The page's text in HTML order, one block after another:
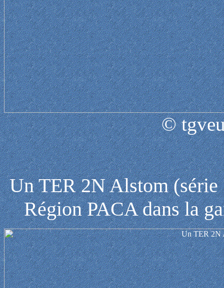
©
Un TER 2N Alstom
Région PACA dans la